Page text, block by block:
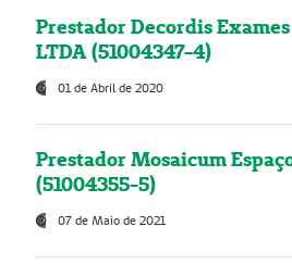
Prestador Decordis
LTDA (51004347-4)
01 de Abril de 2020
Prestador Mosaicum
(51004355-5)
07 de Maio de 2021